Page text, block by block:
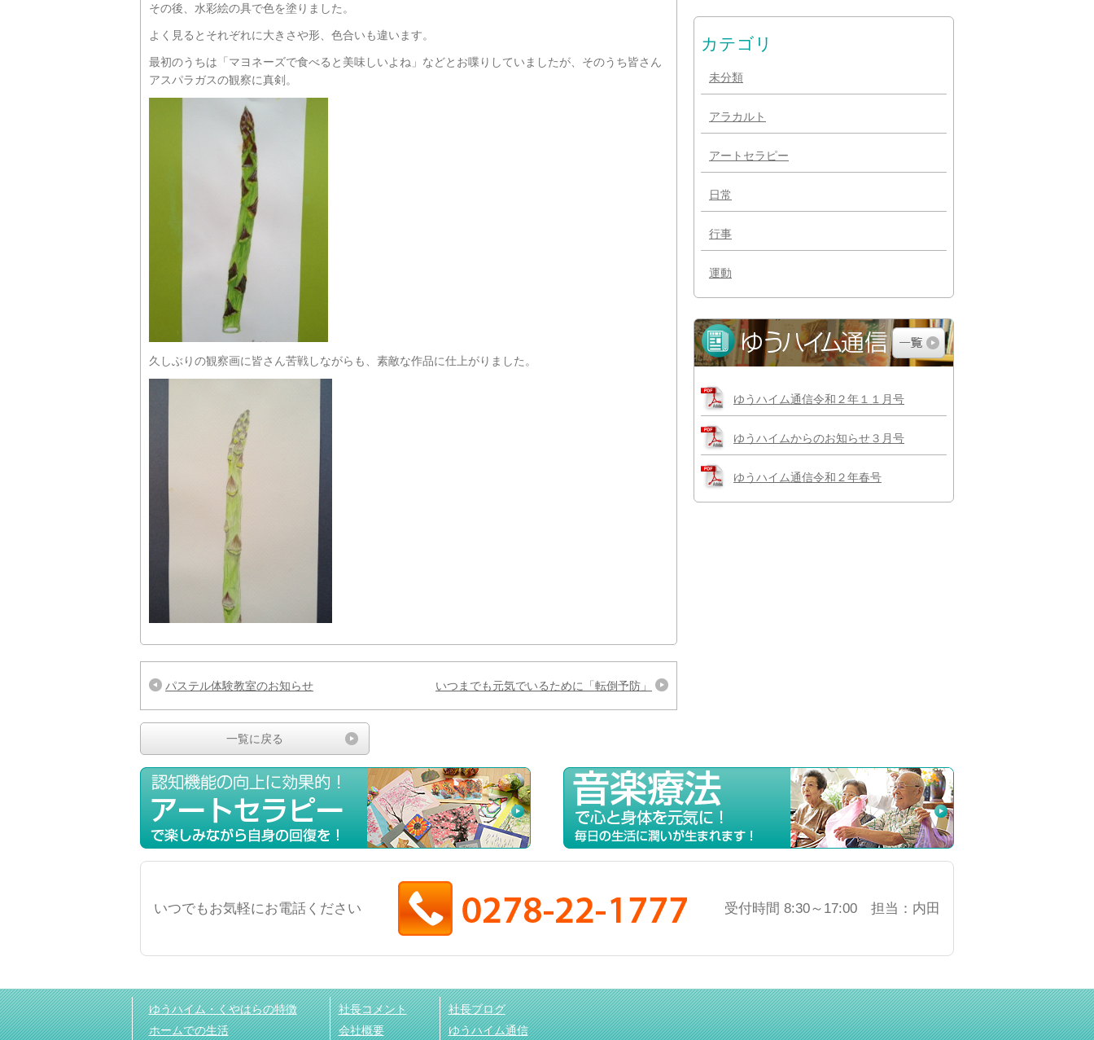
その後、水彩絵の具で色を塗りました。
よく見るとそれぞれに大きさや形、色合いも違います。
最初のうちは「マヨネーズで食べると美味しいよね」などとお喋りしていましたが、そのうち皆さん
アスパラガスの観察に真剣。
久しぶりの観察画に皆さん苦戦しながらも、素敵な作品に仕上がりました。
パステル体験教室のお知らせ いつまでも元気でいるために「転倒予防」
一覧に戻る
カテゴリ
未分類
アラカルト
アートセラピー
日常
行事
運動
ゆうハイム通信令和２年１１月号
ゆうハイムからのお知らせ３月号
ゆうハイム通信令和２年春号
いつでもお気軽にお電話ください 受付時間 8:30～17:00 担当：内田
ゆうハイム・くやはらの特徴
ホームでの生活
社長コメント
会社概要
社長ブログ
ゆうハイム通信